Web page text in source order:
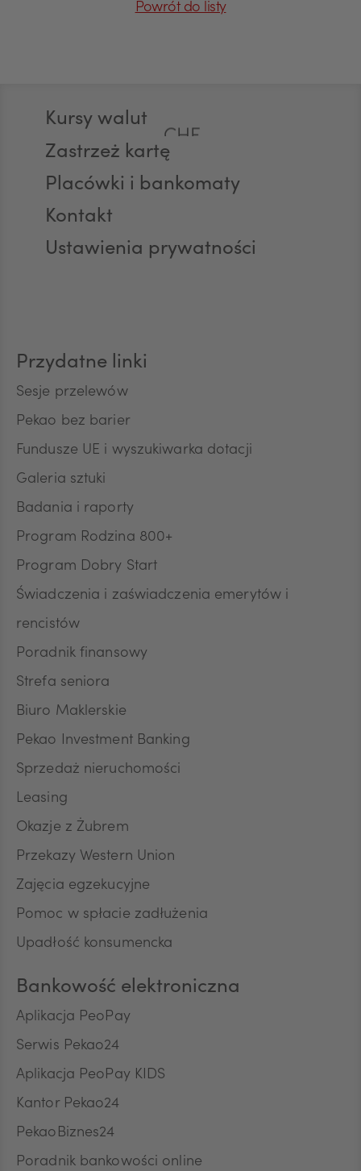
Powrót do listy
Kursy walut
AED
AUD
JPY
DKK
SEK
TRY
ZAR
Zastrzeż kartę
Placówki i bankomaty
Kontakt
Ustawienia prywatności
Przydatne linki
Sesje przelewów
Pekao bez barier
Fundusze UE i wyszukiwarka dotacji
Galeria sztuki
Badania i raporty
Program Rodzina 800+
Program Dobry Start
Świadczenia i zaświadczenia emerytów i
rencistów
Poradnik finansowy
Strefa seniora
Biuro Maklerskie
Pekao Investment Banking
Sprzedaż nieruchomości
Leasing
Okazje z Żubrem
Przekazy Western Union
Zajęcia egzekucyjne
Pomoc w spłacie zadłużenia
Upadłość konsumencka
Bankowość elektroniczna
Aplikacja PeoPay
Serwis Pekao24
Aplikacja PeoPay KIDS
Kantor Pekao24
PekaoBiznes24
Poradnik bankowości online